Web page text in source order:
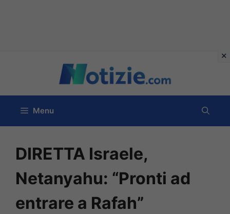
contenuto
Menu
DIRETTA Israele,
Netanyahu: “Pronti ad
entrare a Rafah”